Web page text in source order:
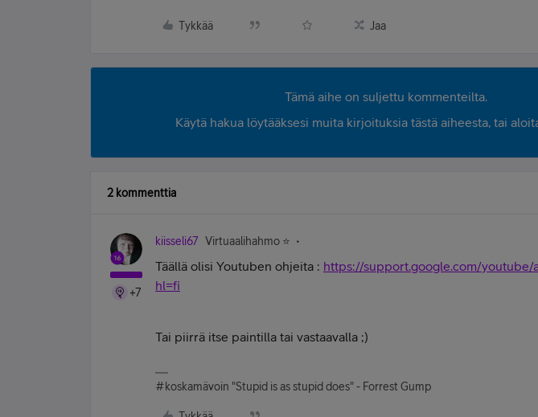
Tykkää Jaa
Tämä aihe on suljettu kommenteilta.
Käytä hakua löytääksesi muita kirjoituksia tästä aiheesta, tai
2 kommenttia
+7
kiisseli67 Virtuaalihahmo ⭐️
Täällä olisi Youtuben ohjeita : https://support.google.com/
hl=fi
Tai piirrä itse paintilla tai vastaavalla ;)
#koskamävoin "Stupid is as stupid does" - Forrest Gump